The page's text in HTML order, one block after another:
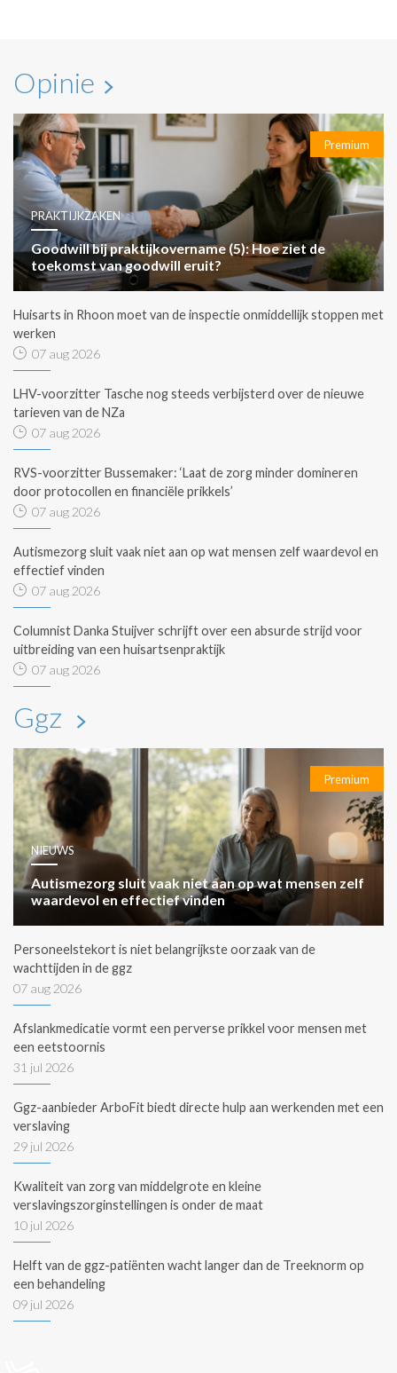
Opinie
Premium
PRAKTIJKZAKEN
Goodwill bij praktijkovername (5): Hoe ziet de
toekomst van goodwill eruit?
Huisarts in Rhoon moet van de inspectie onmiddellijk stoppen met
werken
07 aug 2026
LHV-voorzitter Tasche nog steeds verbijsterd over de nieuwe
tarieven van de NZa
07 aug 2026
RVS-voorzitter Bussemaker: ‘Laat de zorg minder domineren
door protocollen en financiële prikkels’
07 aug 2026
Autismezorg sluit vaak niet aan op wat mensen zelf waardevol en
effectief vinden
07 aug 2026
Columnist Danka Stuijver schrijft over een absurde strijd voor
uitbreiding van een huisartsenpraktijk
07 aug 2026
Ggz
Premium
NIEUWS
Autismezorg sluit vaak niet aan op wat mensen zelf
waardevol en effectief vinden
Personeelstekort is niet belangrijkste oorzaak van de
wachttijden in de ggz
07 aug 2026
Afslankmedicatie vormt een perverse prikkel voor mensen met
een eetstoornis
31 jul 2026
Ggz-aanbieder ArboFit biedt directe hulp aan werkenden met een
verslaving
29 jul 2026
Kwaliteit van zorg van middelgrote en kleine
verslavingszorginstellingen is onder de maat
10 jul 2026
Helft van de ggz-patiënten wacht langer dan de Treeknorm op
een behandeling
09 jul 2026